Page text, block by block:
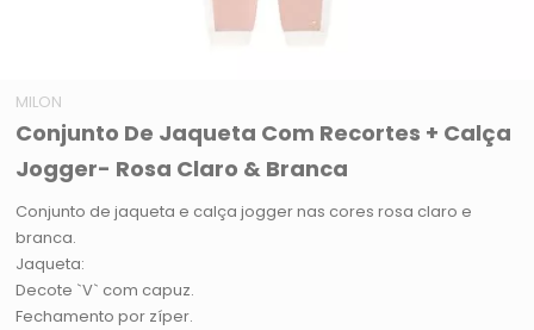
MILON
Conjunto De Jaqueta Com Recortes + Calça
Jogger- Rosa Claro & Branca
Conjunto de jaqueta e calça jogger nas cores rosa claro e
branca.
Jaqueta:
Decote `V` com capuz.
Fechamento por zíper.